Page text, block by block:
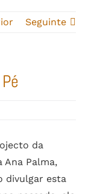
Seguinte
da
Ana Palma,
divulgar esta